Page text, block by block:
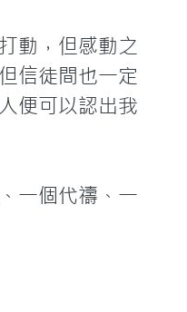
動，但感動之
信徒間也一定
便可以認出我
一個代禱、一